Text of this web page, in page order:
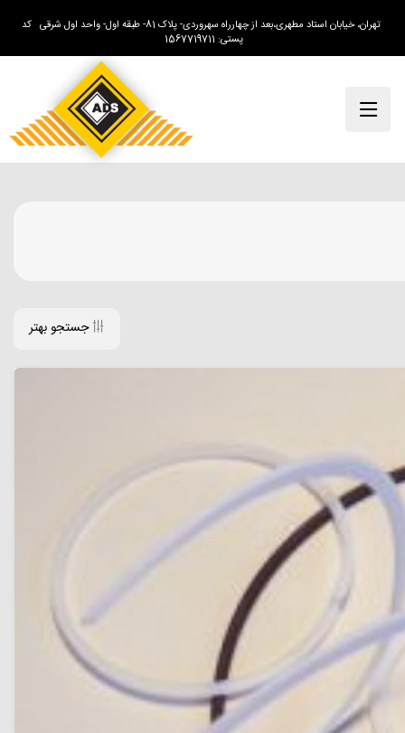
تهران، خیابان استاد مطهری،بعد از چهارراه سهروردی- پلاک 81- طبقه اول- واحد اول شرقی کد
پستی: 1567719711
جستجو بهتر